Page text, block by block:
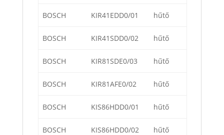
BOSCH KIR41EDD0/01 hűtő
BOSCH KIR41SDD0/02 hűtő
BOSCH KIR81SDE0/03 hűtő
BOSCH KIR81AFE0/02 hűtő
BOSCH KIS86HDD0/01 hűtő
BOSCH KIS86HDD0/02 hűtő